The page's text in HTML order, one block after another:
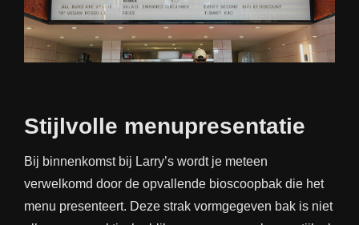
Stijlvolle menupresentatie
Bij binnenkomst bij Larry’s wordt je meteen
verwelkomd door de opvallende bioscoopbak die het
menu presenteert. Deze strak vormgegeven bak is niet